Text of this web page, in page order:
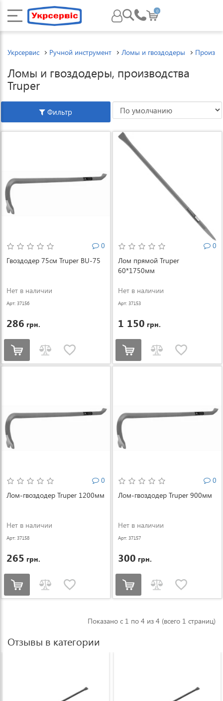
0
Укрсервис Ручной инструмент Ломы и гвоздодеры
Ломы и гвоздодеры, производства
Truper
Фильтр
0
Гвоздодер 75см Truper BU-75
Нет в наличии
Арт: 37156
286 грн.
0
Лом прямой Truper
60*1750мм
Нет в наличии
Арт: 37153
1 150 грн.
0
Лом-гвоздодер Truper 1200мм
Нет в наличии
Арт: 37158
265 грн.
0
Лом-гвоздодер Truper 900мм
Нет в наличии
Арт: 37157
300 грн.
Показано с 1 по 4 из 4 (всего 1 страниц)
Отзывы в категории